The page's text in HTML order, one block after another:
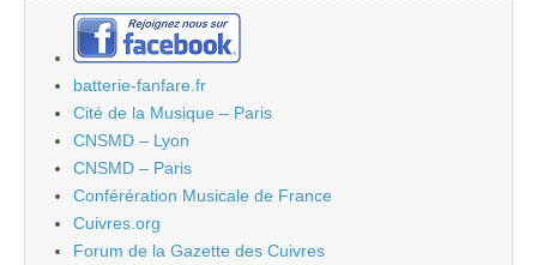
batterie-fanfare.fr
Cité de la Musique – Paris
CNSMD – Lyon
CNSMD – Paris
Conférération Musicale de France
Cuivres.org
Forum de la Gazette des Cuivres